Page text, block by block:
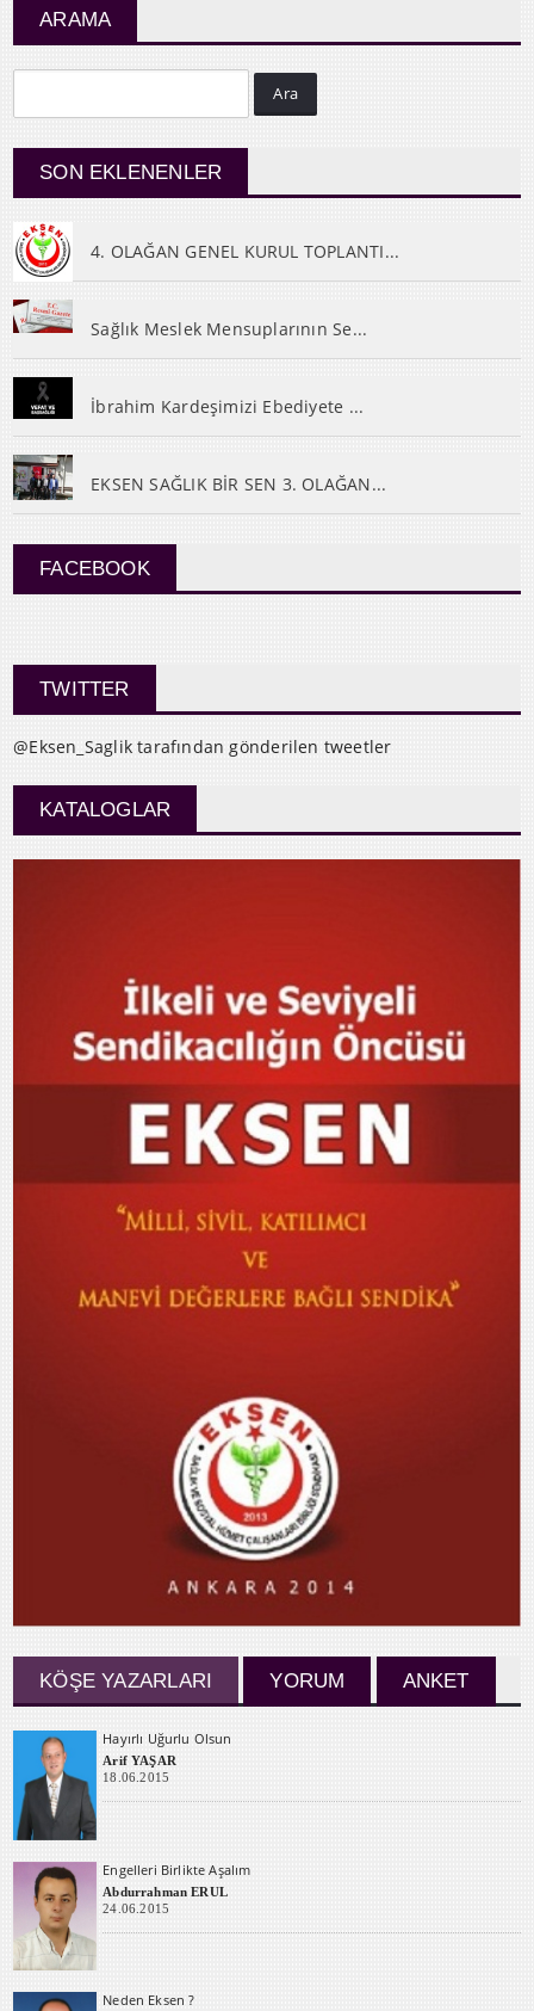
ARAMA
Ara
SON EKLENENLER
4. OLAĞAN GENEL KURUL TOPLANTI...
Sağlık Meslek Mensuplarının Se...
İbrahim Kardeşimizi Ebediyete ...
EKSEN SAĞLIK BİR SEN 3. OLAĞAN...
FACEBOOK
TWITTER
@Eksen_Saglik tarafından gönderilen tweetler
KATALOGLAR
KÖŞE YAZARLARI YORUM ANKET
Hayırlı Uğurlu Olsun
Arif YAŞAR
18.06.2015
Engelleri Birlikte Aşalım
Abdurrahman ERUL
24.06.2015
Neden Eksen ?